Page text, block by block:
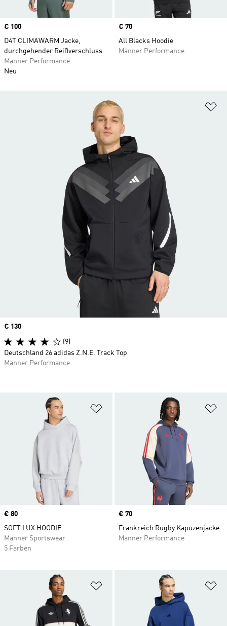
Price
€ 100
D4T CLIMAWARM Jacke,
durchgehender Reißverschluss
Männer Performance
Neu
Price
€ 70
All Blacks Hoodie
Männer Performance
Zur Wunschliste hinzufügen
Price
€ 80
SOFT LUX HOODIE
Männer Sportswear
5 Farben
Price
€ 70
Frankreich Rugby Kapuzenjacke
Männer Performance
Zur Wunschliste hinzufügen
Price
€ 130
(9)
Deutschland 26 adidas Z.N.E. Track Top
Männer Performance